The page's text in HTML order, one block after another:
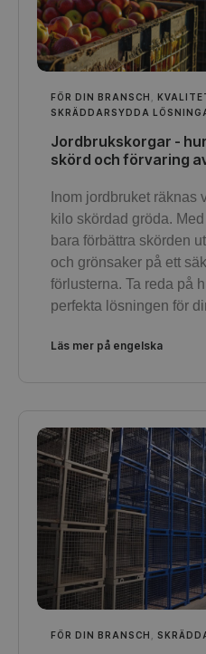
FÖR DIN BRANSCH
SKRÄDDARSYDDA
Jordbrukskorgar -
skörd och förvaring
Inom jordbruket räknas
kilo skördad gröda.
bara förbättra skörden
och grönsaker på ett
förlusterna. Ta reda på
perfekta lösningen för
Läs mer på engelska
FÖR DIN BRANSCH ,